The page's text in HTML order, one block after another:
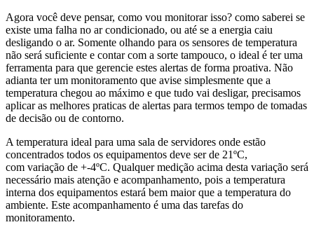
Agora você deve pensar, como vou monitorar isso? como saberei se
existe uma falha no ar condicionado, ou até se a energia caiu
desligando o ar. Somente olhando para os sensores de temperatura
não será suficiente e contar com a sorte tampouco, o ideal é ter uma
ferramenta para que gerencie estes alertas de forma proativa. Não
adianta ter um monitoramento que avise simplesmente que a
temperatura chegou ao máximo e que tudo vai desligar, precisamos
aplicar as melhores praticas de alertas para termos tempo de tomadas
de decisão ou de contorno.
A temperatura ideal para uma sala de servidores onde estão
concentrados todos os equipamentos deve ser de 21ºC,
com variação de +-4ºC. Qualquer medição acima desta variação será
necessário mais atenção e acompanhamento, pois a temperatura
interna dos equipamentos estará bem maior que a temperatura do
ambiente. Este acompanhamento é uma das tarefas do
monitoramento.